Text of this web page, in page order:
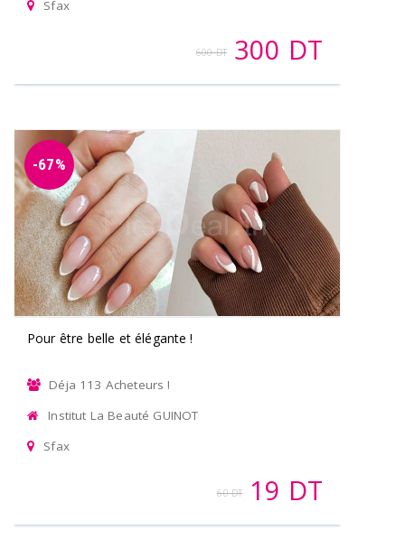
Sfax
300 DT
600 DT
-67%
Pour être belle et élégante !
Déja 113 Acheteurs !
Institut La Beauté GUINOT
Sfax
19 DT
60 DT